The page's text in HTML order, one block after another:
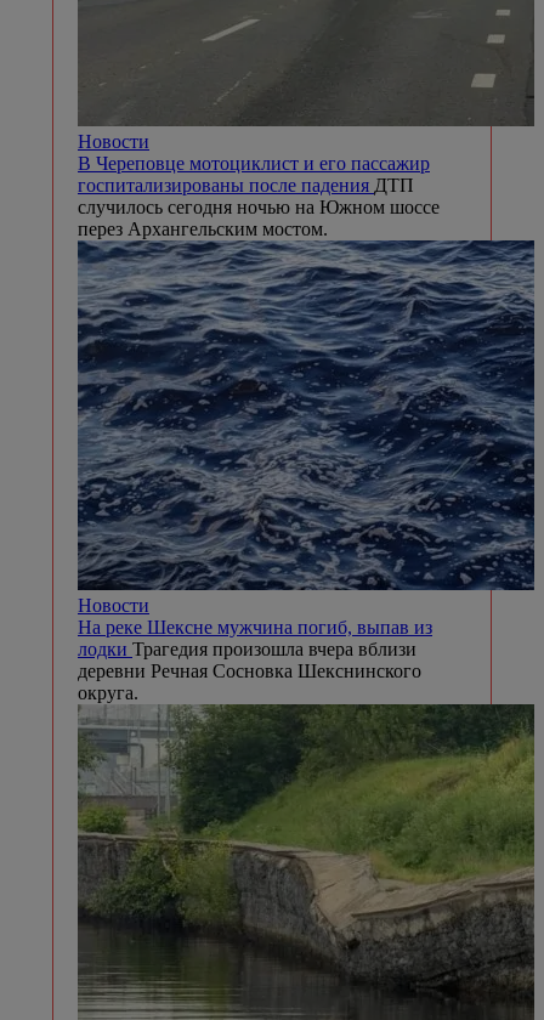
Новости
В Череповце мотоциклист и его пассажир
госпитализированы после падения ДТП
случилось сегодня ночью на Южном шоссе
перез Архангельским мостом.
Новости
На реке Шексне мужчина погиб, выпав из
лодки Трагедия произошла вчера вблизи
деревни Речная Сосновка Шекснинского
округа.